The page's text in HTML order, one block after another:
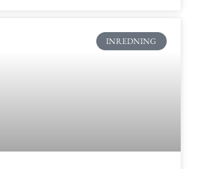
INREDNING